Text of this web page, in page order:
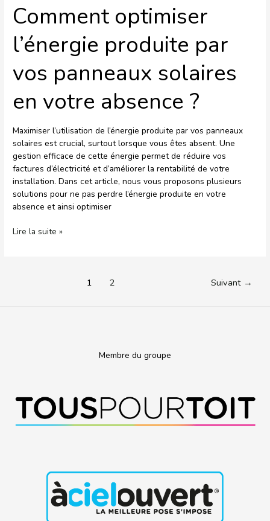
Comment optimiser
l’énergie produite par
vos panneaux solaires
en votre absence ?
Maximiser l’utilisation de l’énergie produite par vos panneaux
solaires est crucial, surtout lorsque vous êtes absent. Une
gestion efficace de cette énergie permet de réduire vos
factures d’électricité et d’améliorer la rentabilité de votre
installation. Dans cet article, nous vous proposons plusieurs
solutions pour ne pas perdre l’énergie produite en votre
absence et ainsi optimiser
Lire la suite »
1 2 Suivant →
Membre du groupe